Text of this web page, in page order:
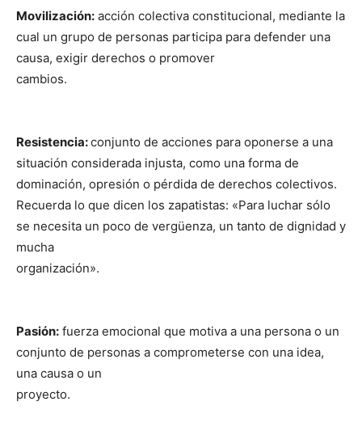
Movilización: acción colectiva constitucional, mediante la
cual un grupo de personas participa para defender una
causa, exigir derechos o promover
cambios.
Resistencia:conjunto de acciones para oponerse a una
situación considerada injusta, como una forma de
dominación, opresión o pérdida de derechos colectivos.
Recuerda lo que dicen los zapatistas: «Para luchar sólo
se necesita un poco de vergüenza, un tanto de dignidad y
mucha
organización».
Pasión: fuerza emocional que motiva a una persona o un
conjunto de personas a comprometerse con una idea,
una causa o un
proyecto.